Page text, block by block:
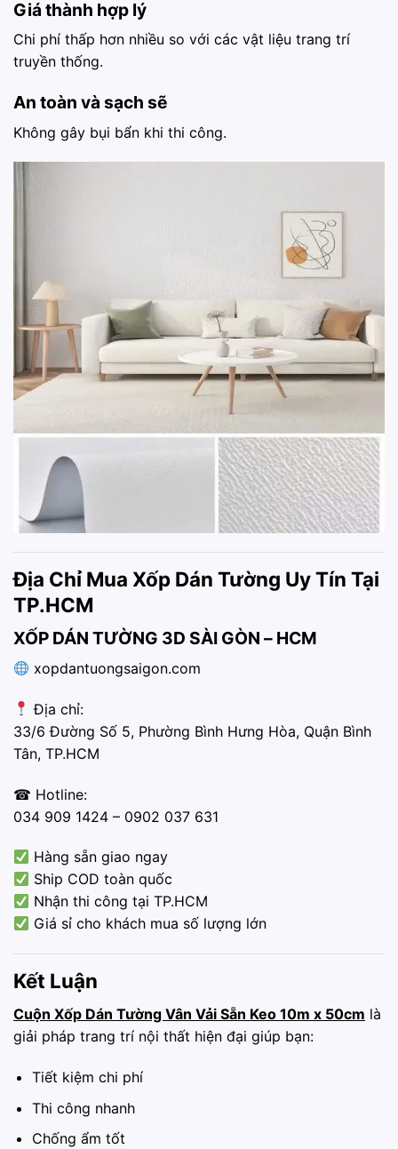
Giá thành hợp lý
Chi phí thấp hơn nhiều so với các vật liệu trang trí
truyền thống.
An toàn và sạch sẽ
Không gây bụi bẩn khi thi công.
Địa Chỉ Mua Xốp Dán Tường Uy Tín Tại
TP.HCM
XỐP DÁN TƯỜNG 3D SÀI GÒN – HCM
xopdantuongsaigon.com
Địa chỉ:
33/6 Đường Số 5, Phường Bình Hưng Hòa, Quận Bình
Tân, TP.HCM
☎ Hotline:
034 909 1424 – 0902 037 631
Hàng sẵn giao ngay
Ship COD toàn quốc
Nhận thi công tại TP.HCM
Giá sỉ cho khách mua số lượng lớn
Kết Luận
Cuộn Xốp Dán Tường Vân Vải Sẵn Keo 10m x 50cm là
giải pháp trang trí nội thất hiện đại giúp bạn:
Tiết kiệm chi phí
Thi công nhanh
Chống ẩm tốt